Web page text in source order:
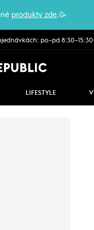
produkty zde.🥳
po–pá 8:30–15:30
LIFESTYLE